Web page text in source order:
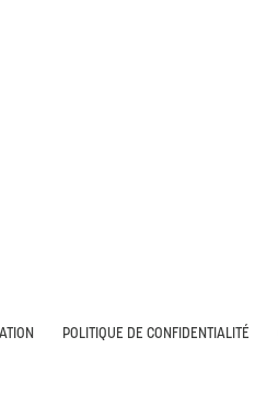
POLITIQUE DE CONFIDENTIALITÉ